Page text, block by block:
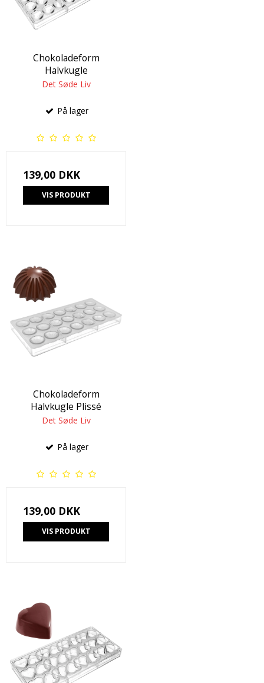
Chokoladeform
Halvkugle
Det Søde Liv
På lager
139,00 DKK
VIS PRODUKT
Chokoladeform
Halvkugle Plissé
Det Søde Liv
På lager
139,00 DKK
VIS PRODUKT